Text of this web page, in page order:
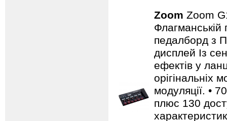
Zoom Zoom
Флагманській
педалборд з
дисплей Із
ефектів у
орігінальніх
модуляції. •
плюс 130